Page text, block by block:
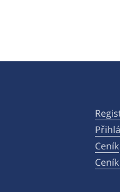
Ceník